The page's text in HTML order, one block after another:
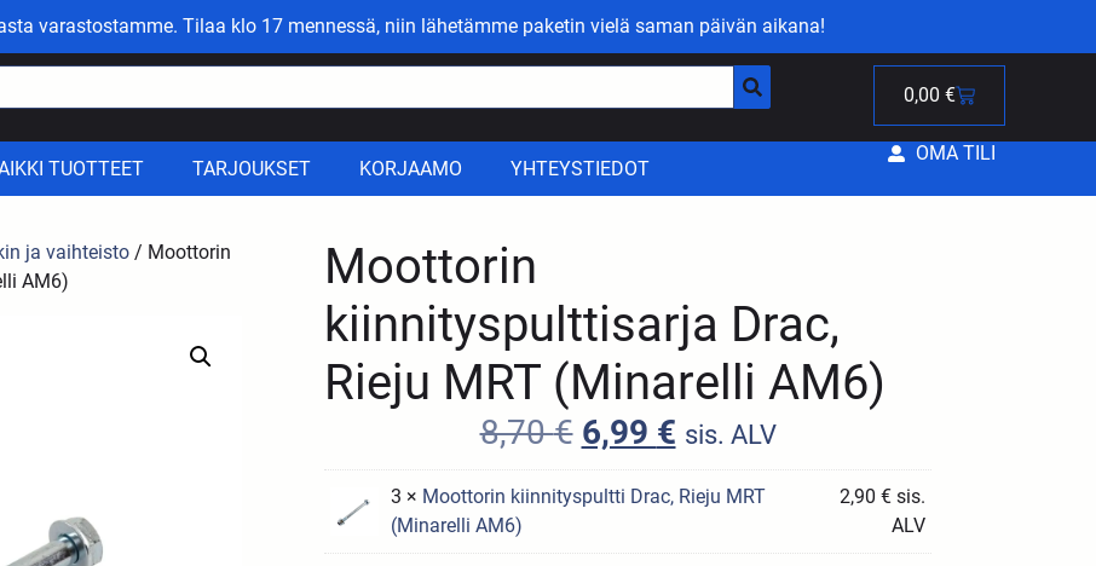
varastostamme. Tilaa klo 17 mennessä, niin lähetämme paketin vielä saman päivän aikana!
0,00 €
TUOTTEET TARJOUKSET KORJAAMO YHTEYSTIEDOT
OMA TILI
ja vaihteisto / Moottorin
AM6)
Moottorin
kiinnityspulttisarja Drac,
Rieju MRT (Minarelli AM6)
8,70€ 6,99 € sis. ALV
3 × Moottorin kiinnityspultti Drac, Rieju MRT
(Minarelli AM6)
2,90 € sis.
ALV